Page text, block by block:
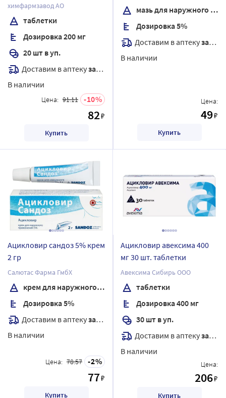
химфармзавод АО
таблетки
Дозировка 200 мг
20 шт в уп.
Доставим в аптекузавтра
В наличии
Цена: 91.11 10
82₽
Купить
мазь для наружного применения
Дозировка 5%
Доставим в аптекузавтра
В наличии
Цена:
49₽
Купить
Ацикловир сандоз 5% крем
2 гр
Салютас Фарма ГмбХ
крем для наружного применения
Дозировка 5%
Доставим в аптекузавтра
В наличии
Цена: 78.57 2
77₽
Купить
Ацикловир авексима 400
мг 30 шт. таблетки
Авексима Сибирь ООО
таблетки
Дозировка 400 мг
30 шт в уп.
Доставим в аптекузавтра
В наличии
Цена:
206₽
Купить